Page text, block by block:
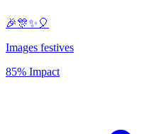
🎉🎊✨🎈
Images festives
85% Impact